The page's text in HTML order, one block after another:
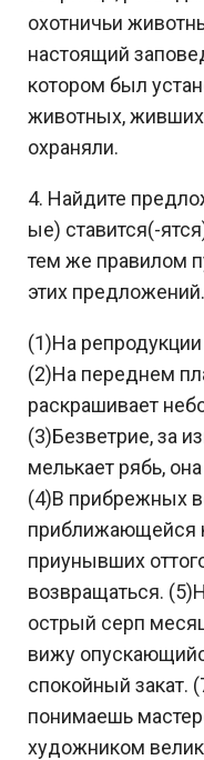
охотничьи
настоящий
котором был
животных, живших
охраняли.
4. Найдите
ые) ставится(-
тем же правилом
этих предложений.
(1)На
(2)На переднем
раскрашивает
(3)Безветрие, за
мелькает рябь,
(4)В прибрежных
приближающейся
приунывших
возвращаться.
острый серп
вижу
спокойный закат.
понимаешь
художником